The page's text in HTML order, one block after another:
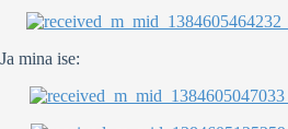
Ja mina ise: